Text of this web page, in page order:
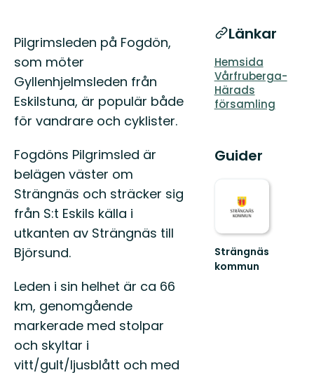
Beskrivning
Pilgrimsleden på Fogdön,
som möter
Gyllenhjelmsleden från
Eskilstuna, är populär både
för vandrare och cyklister.
Fogdöns Pilgrimsled är
belägen väster om
Strängnäs och sträcker sig
från S:t Eskils källa i
utkanten av Strängnäs till
Björsund.
Leden i sin helhet är ca 66
km, genomgående
markerade med stolpar
och skyltar i
vitt/gult/ljusblått och med
Länkar
Hemsida
Vårfruberga-
Härads
församling
Guider
Strängnäs
kommun